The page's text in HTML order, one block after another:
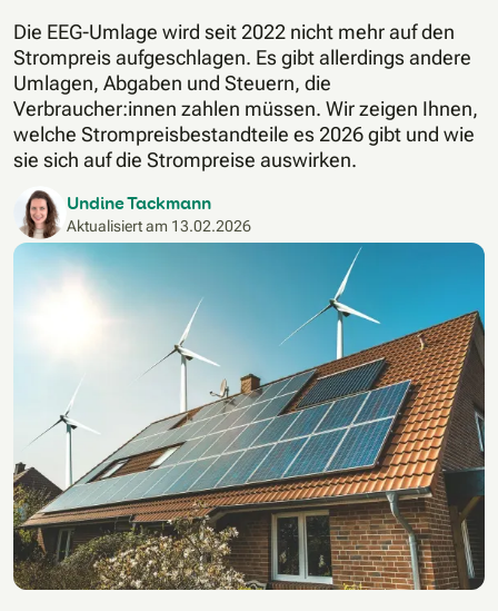
Die EEG-Umlage wird seit 2022 nicht mehr auf den
Strompreis aufgeschlagen. Es gibt allerdings andere
Umlagen, Abgaben und Steuern, die
Verbraucher:innen zahlen müssen. Wir zeigen Ihnen,
welche Strompreisbestandteile es 2026 gibt und wie
sie sich auf die Strompreise auswirken.
Undine Tackmann
Aktualisiert am 13.02.2026